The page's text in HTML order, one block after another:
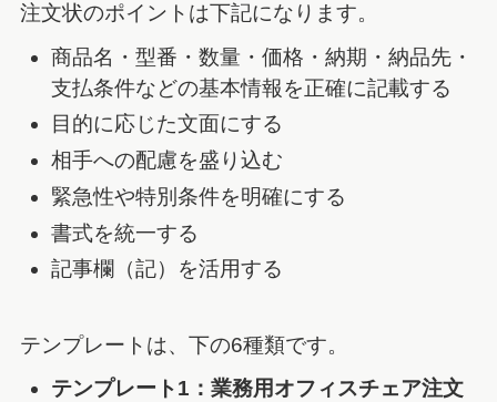
注文状のポイントは下記になります。
商品名・型番・数量・価格・納期・納品先・
支払条件などの基本情報を正確に記載する
目的に応じた文面にする
相手への配慮を盛り込む
緊急性や特別条件を明確にする
書式を統一する
記事欄（記）を活用する
テンプレートは、下の6種類です。
テンプレート1：業務用オフィスチェア注文